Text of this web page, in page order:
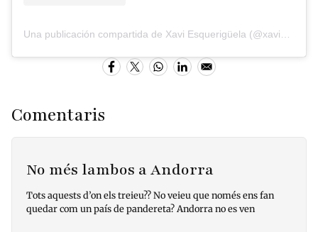
Comentaris
No més lambos a Andorra
Tots aquests d’on els treieu?? No veieu que només ens fan
quedar com un país de pandereta? Andorra no es ven